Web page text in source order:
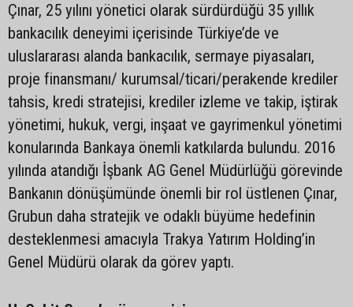
Çınar, 25 yılını yönetici olarak sürdürdüğü 35 yıllık
bankacılık deneyimi içerisinde Türkiye’de ve
uluslararası alanda bankacılık, sermaye piyasaları,
proje finansmanı/ kurumsal/ticari/perakende krediler
tahsis, kredi stratejisi, krediler izleme ve takip, iştirak
yönetimi, hukuk, vergi, inşaat ve gayrimenkul yönetimi
konularında Bankaya önemli katkılarda bulundu. 2016
yılında atandığı İşbank AG Genel Müdürlüğü görevinde
Bankanın dönüşümünde önemli bir rol üstlenen Çınar,
Grubun daha stratejik ve odaklı büyüme hedefinin
desteklenmesi amacıyla Trakya Yatırım Holding’in
Genel Müdürü olarak da görev yaptı.